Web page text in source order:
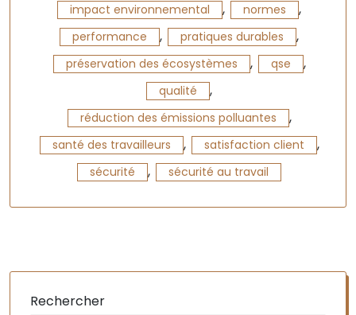
impact environnemental , normes ,
performance , pratiques durables ,
préservation des écosystèmes , qse ,
qualité ,
réduction des émissions polluantes ,
santé des travailleurs , satisfaction client ,
sécurité , sécurité au travail
Rechercher